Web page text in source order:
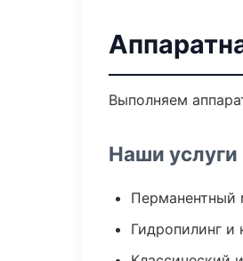
Выполняем
Наши услуги
Перманентный
Гидропилинг и